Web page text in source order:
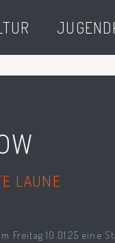
LAUNE
Freitag 10.01.25 eine